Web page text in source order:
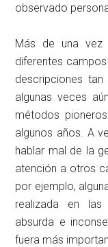
observado
Más de una vez
diferentes
descripciones tan
algunas veces
métodos
algunos años. A
hablar mal de la
atención a otros
por ejemplo,
realizada en las
absurda e
fuera más